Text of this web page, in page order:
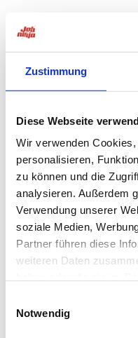
Zustimmung
Diese Webseite
Wir verwenden
personalisieren,
zu können und die
analysieren. Außerdem
Verwendung unserer
soziale Medien,
Partner führen diese
weiteren Daten
Notwendig
loadingjobninja.com